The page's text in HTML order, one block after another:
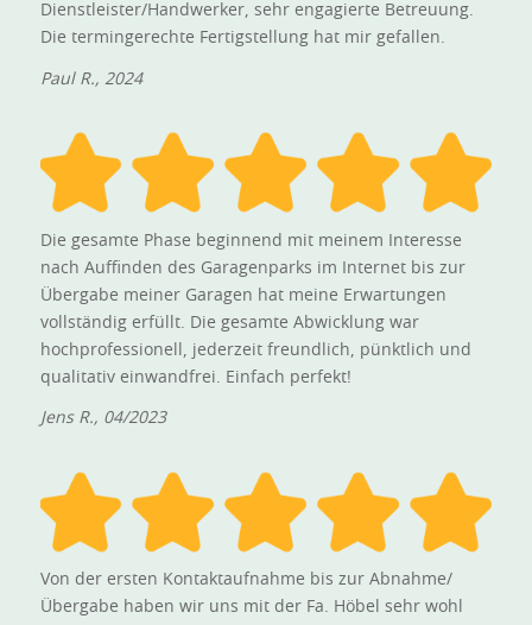
Dienstleister/Handwerker, sehr engagierte Betreuung.
Die termingerechte Fertigstellung hat mir gefallen.
Paul R., 2024
Die gesamte Phase beginnend mit meinem Interesse
nach Auffinden des Garagenparks im Internet bis zur
Übergabe meiner Garagen hat meine Erwartungen
vollständig erfüllt. Die gesamte Abwicklung war
hochprofessionell, jederzeit freundlich, pünktlich und
qualitativ einwandfrei. Einfach perfekt!
Jens R., 04/2023
Von der ersten Kontaktaufnahme bis zur Abnahme/
Übergabe haben wir uns mit der Fa. Höbel sehr wohl